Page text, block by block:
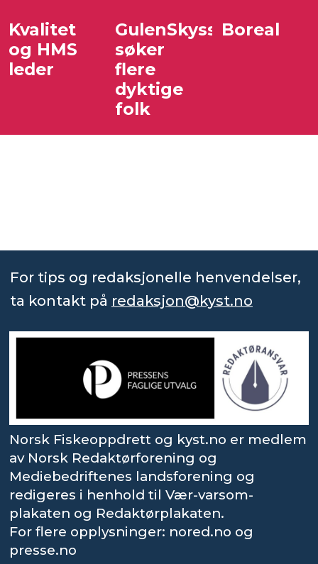
Kvalitet
og HMS
leder
GulenSkyss
søker
flere
dyktige
folk
Boreal
For tips og redaksjonelle henvendelser,
ta kontakt på redaksjon@kyst.no
Norsk Fiskeoppdrett og kyst.no er medlem
av Norsk Redaktørforening og
Mediebedriftenes landsforening og
redigeres i henhold til Vær-varsom-
plakaten og Redaktørplakaten.
For flere opplysninger: nored.no og
presse.no